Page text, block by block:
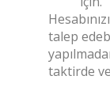
talep
taktirde